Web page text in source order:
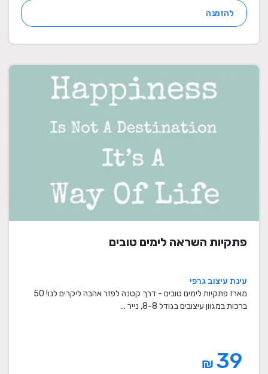
להזמנה
פתקיות השראה לימים טובים
עינת עיצוב גרפי
מארז פתקיות לימים טובים - דרך קטנה לפזר אהבה ליקרים לנו! 50
ברכות במגוון עיצובים בגודל 8-8, נייר ...
₪